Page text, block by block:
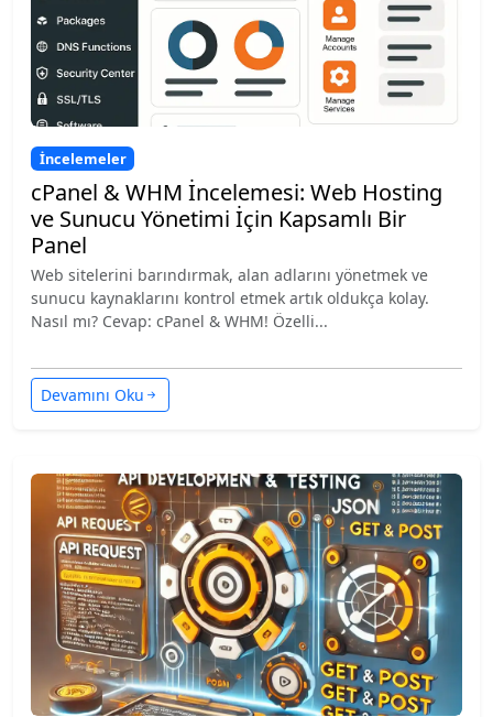
İncelemeler
cPanel & WHM İncelemesi: Web Hosting
ve Sunucu Yönetimi İçin Kapsamlı Bir
Panel
Web sitelerini barındırmak, alan adlarını yönetmek ve
sunucu kaynaklarını kontrol etmek artık oldukça kolay.
Nasıl mı? Cevap: cPanel & WHM! Özelli...
Devamını Oku